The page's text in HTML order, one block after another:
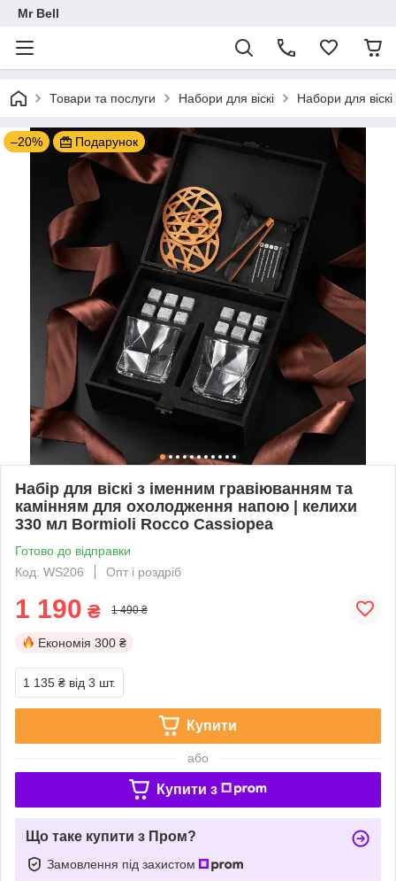
Mr Bell
Товари та послуги Набори для віскі Набори для
–20% Подарунок
Набір для віскі з іменним гравіюванням та
камінням для охолодження напою | келихи
330 мл Bormioli Rocco Cassiopea
Готово до відправки
Код: WS206
Опт і роздріб
1 190 ₴ 1 490 ₴
Економія 300 ₴
1 135 ₴ від 3 шт.
Купити
або
Купити з
Що таке купити з Пром?
Замовлення під захистом